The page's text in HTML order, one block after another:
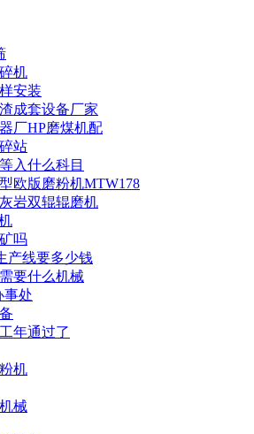
机
安装
成套设备厂家
厂HP磨煤机配
站
入什么科目
欧版磨粉机MTW178
岩双辊辊磨机
吗
产线要多少钱
要什么机械
事处
年通过了
机
械